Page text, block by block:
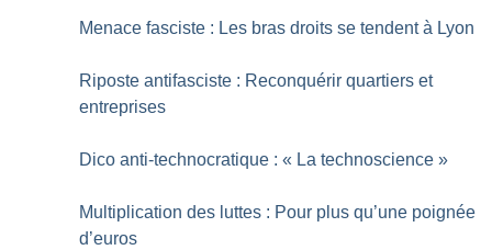
Menace fasciste : Les bras droits se tendent à Lyon
Riposte antifasciste : Reconquérir quartiers et
entreprises
Dico anti-technocratique : « La technoscience »
Multiplication des luttes : Pour plus qu’une poignée
d’euros